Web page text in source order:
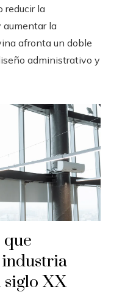
reducir la
la
afronta un doble
administrativo y
que
siglo XX